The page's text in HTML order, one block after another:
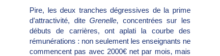
Pire, les deux tranches dégressives de la prime
d’attractivité, diteGrenelle, concentrées sur les
débuts de carrières, ont aplati la courbe des
rémunérations : non seulement les enseignants ne
commencent pas avec 2000€ net par mois, mais